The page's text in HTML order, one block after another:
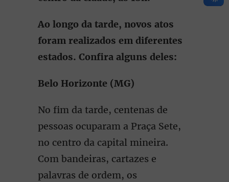
Ao longo da tarde, novos atos
foram realizados em diferentes
estados. Confira alguns deles:
Belo Horizonte (MG)
No fim da tarde, centenas de
pessoas ocuparam a Praça Sete,
no centro da capital mineira.
Com bandeiras, cartazes e
palavras de ordem, os